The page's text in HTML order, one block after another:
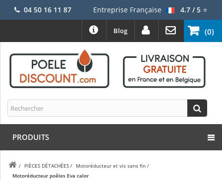
04 50 16 11 87 Entreprise Française 4.7 / 5⭐
(0)
Blog
PRODUITS
/ PIÈCES DÉTACHÉES / Motoréducteur et vis sans fin /
Motoréducteur poêles Eva calor